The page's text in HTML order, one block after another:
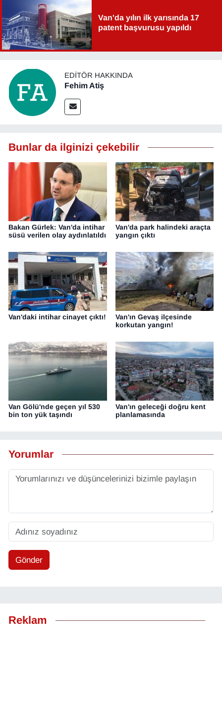
Van'da yılın ilk yarısında 17
patent başvurusu yapıldı
EDITÖR HAKKINDA
Fehim Atiş
Bunlar da ilginizi çekebilir
Bakan Gürlek: Van'da intihar
süsü verilen olay aydınlatıldı
Van'da park halindeki araçta
yangın çıktı
Van'daki intihar cinayet çıktı!
Van'ın Gevaş ilçesinde
korkutan yangın!
Van Gölü'nde geçen yıl 530
bin ton yük taşındı
Van'ın geleceği doğru kent
planlamasında
Yorumlar
Gönder
Reklam